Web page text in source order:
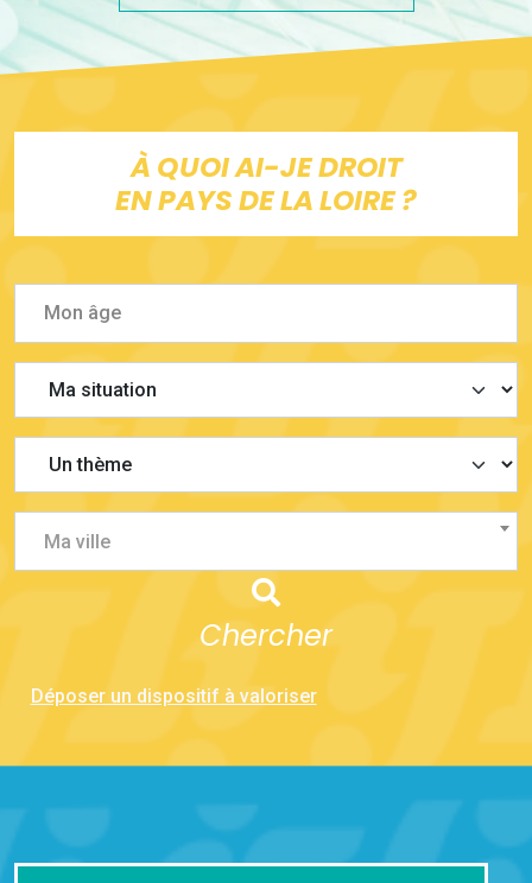
À QUOI AI-JE DROIT
EN PAYS DE LA LOIRE ?
Ma ville
Chercher
Déposer un dispositif à valoriser